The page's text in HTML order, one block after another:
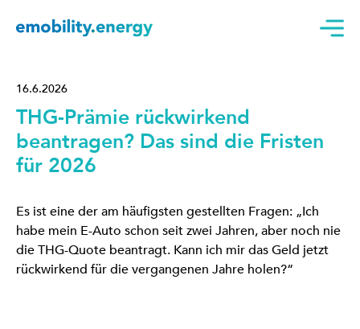
16.6.2026
THG-Prämie rückwirkend
beantragen? Das sind die Fristen
für 2026
Es ist eine der am häufigsten gestellten Fragen: „Ich
habe mein E-Auto schon seit zwei Jahren, aber noch nie
die THG-Quote beantragt. Kann ich mir das Geld jetzt
rückwirkend für die vergangenen Jahre holen?“